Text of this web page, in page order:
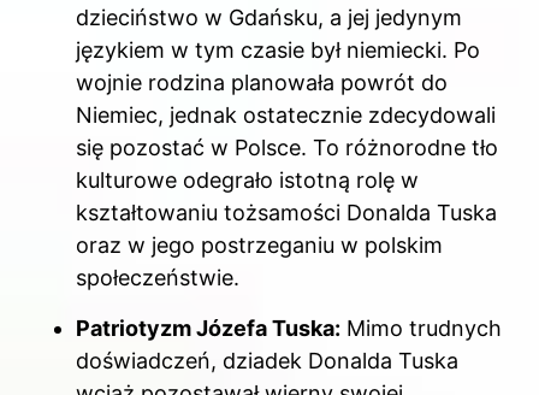
dzieciństwo w Gdańsku, a jej jedynym
językiem w tym czasie był niemiecki. Po
wojnie rodzina planowała powrót do
Niemiec, jednak ostatecznie zdecydowali
się pozostać w Polsce. To różnorodne tło
kulturowe odegrało istotną rolę w
kształtowaniu tożsamości Donalda Tuska
oraz w jego postrzeganiu w polskim
społeczeństwie.
Patriotyzm Józefa Tuska: Mimo trudnych
doświadczeń, dziadek Donalda Tuska